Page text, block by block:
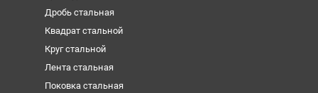
Дробь стальная
Квадрат стальной
Круг стальной
Лента стальная
Поковка стальная